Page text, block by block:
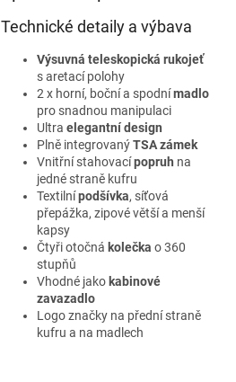
Technické detaily a výbava
Výsuvná teleskopická rukojeť
s aretací polohy
2 x horní, boční a spodnímadlo
pro snadnou manipulaci
Ultra elegantní design
Plně integrovanýTSA zámek
Vnitřní stahovacípopruh na
jedné straně kufru
Textilnípodšívka, síťová
přepážka, zipové větší a menší
kapsy
Čtyři otočná kolečka o 360
stupňů
Vhodné jako kabinové
zavazadlo
Logo značky na přední straně
kufru a na madlech